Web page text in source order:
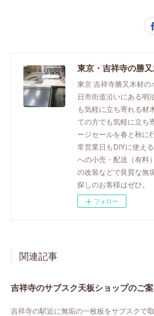
東京 吉祥寺勝又木材
日市街道沿いにある明
も気軽に立ち寄れる材
ての方でも気軽に立ち
ージセールを春と秋に
常営業日もDIYに使え
への小売・配送（有料
の改装などで良質な無
探しのお客様はぜひ。
フォロー
関連記事
吉祥寺のサブスク天板ショップのご
吉祥寺の駅近に無垢の一枚板をサブスクで